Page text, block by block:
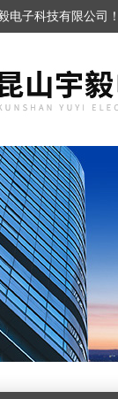
电子科技有限公司！